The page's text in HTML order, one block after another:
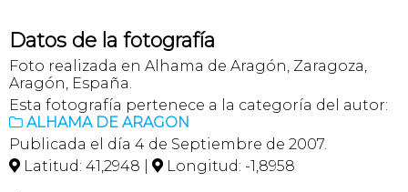
Datos de la fotografía
Foto realizada en Alhama de Aragón, Zaragoza,
Aragón, España.
Esta fotografía pertenece a la categoría del autor:
 ALHAMA DE ARAGON
Publicada el día 4 de Septiembre de 2007.
 Latitud: 41,2948 |  Longitud: -1,8958